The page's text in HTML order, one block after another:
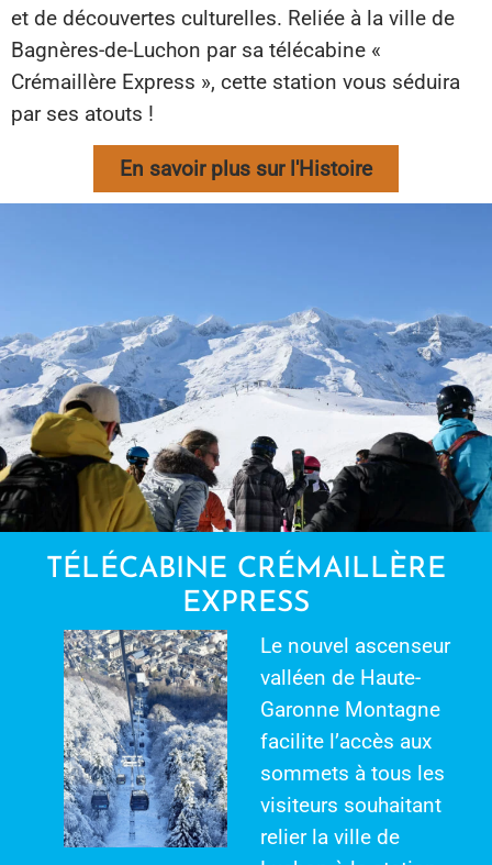
et de découvertes culturelles. Reliée à la ville de
Bagnères-de-Luchon par sa télécabine «
Crémaillère Express », cette station vous séduira
par ses atouts !
En savoir plus sur l'Histoire
TÉLÉCABINE CRÉMAILLÈRE
EXPRESS
Le nouvel ascenseur
valléen de Haute-
Garonne Montagne
facilite l’accès aux
sommets à tous les
visiteurs souhaitant
relier la ville de